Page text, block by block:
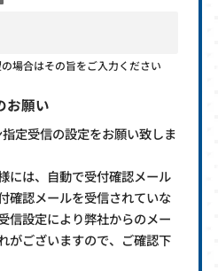
場合はその旨をご入力ください
お願い
定受信の設定をお願い致しま
には、自動で受付確認メール
確認メールを受信されていな
信設定により弊社からのメー
がございますので、ご確認下